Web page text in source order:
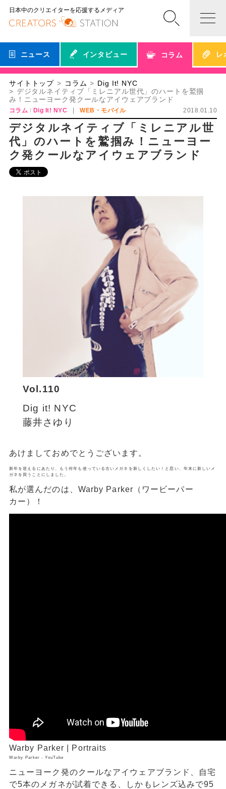
日本中のクリエイターを応援するメディア
ニュース インタビュー コラム レ
サイトトップ コラム
Dig It! NYC
デジタルネイティブ「ミレニアル世代」のハートを鷲掴
み！ニューヨーク発クールなアイウェアブランド
コラム Dig It! NYC WEB・モバイル 2018.01.10
デジタルネイティブ「ミレニアル世
代」のハートを鷲掴み！ニューヨー
ク発クールなアイウェアブランド
Vol.110
Dig it! NYC
藤井さゆり
あけましておめでとうございます。
新年を迎えるにあたり、もう何年も使っている古いメガネを新しくしたい！と思い、年末に新しいメ
ガネを買うことにしました。
私が選んだのは、Warby Parker（ワービーパー
カー）！
Warby Parker | Portraits
Warby Parker - YouTube
ニューヨーク発のクールなアイウェアブランド、自宅
で5本のメガネが試着できる、しかもレンズ込みで95